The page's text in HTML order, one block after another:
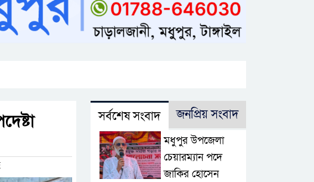
সর্বশেষ সংবাদ জনপ্রিয় সংবাদ
মধুপুর উপজেলা
চেয়ারম্যান পদে
জাকির হোসেন